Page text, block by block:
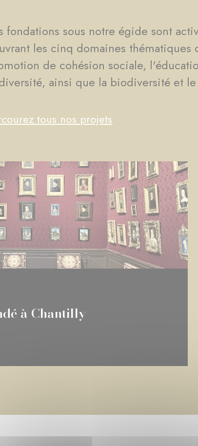
fondations sous notre égide sont
les cinq domaines
de cohésion sociale,
ainsi que la biodiversité et
tous nos projets